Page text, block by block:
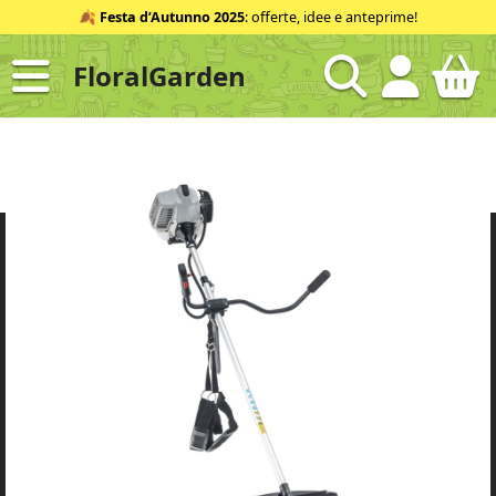
al
contenuto
ID
🍂 Festa d’Autunno 2025: offerte, idee e anteprime!
FloralGarden